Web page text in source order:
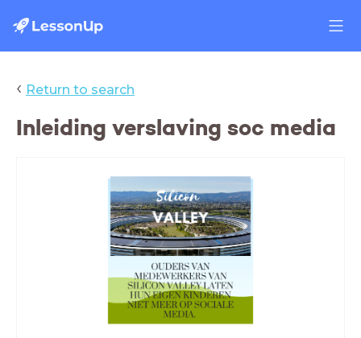
‹ Return to search
Inleiding verslaving soc media